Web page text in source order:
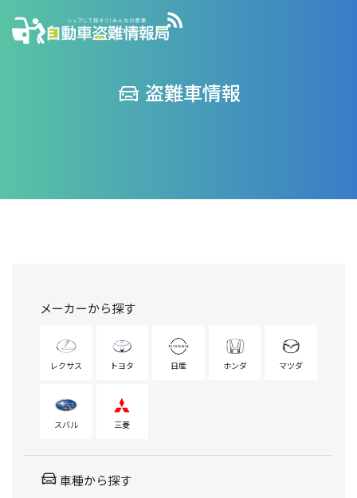
盗難車情報
メーカーから探す
レクサス トヨタ 日産 ホンダ マツダ
スバル 三菱
車種から探す